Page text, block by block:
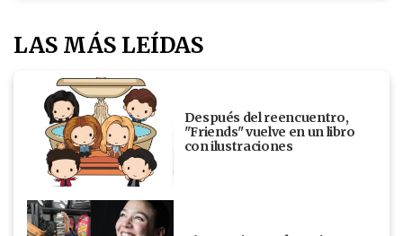
LAS MÁS LEÍDAS
Después del reencuentro,
"Friends" vuelve en un libro
con ilustraciones